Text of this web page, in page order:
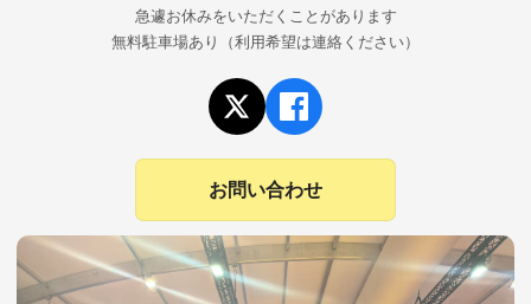
急遽お休みをいただくことがあります
無料駐車場あり（利用希望は連絡ください）
お問い合わせ